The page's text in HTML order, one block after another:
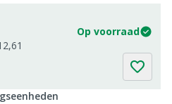
Op voorraad